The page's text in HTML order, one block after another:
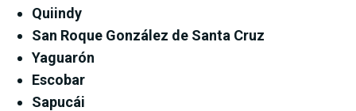
Quiindy
San Roque González de Santa Cruz
Yaguarón
Escobar
Sapucái